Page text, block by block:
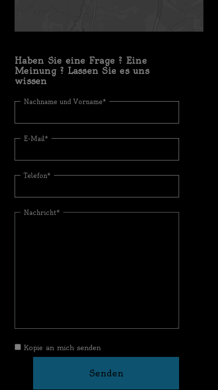
Haben Sie eine Frage ? Eine
Meinung ? Lassen Sie es uns
wissen
Nachname und Vorname*
E-Mail*
Telefon*
Nachricht*
Kopie an mich senden
Senden